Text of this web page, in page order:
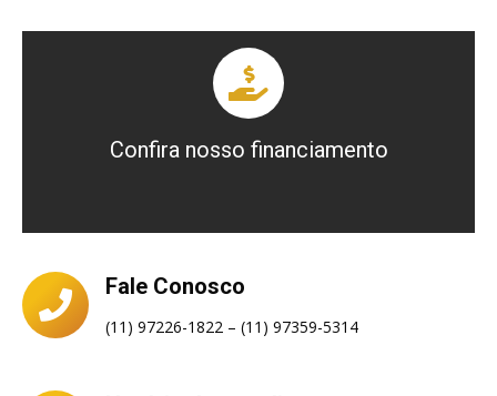
Confira nosso financiamento
curso
E em até 24x
Simule aqui
Fale Conosco
(11) 97226-1822 – (11) 97359-5314